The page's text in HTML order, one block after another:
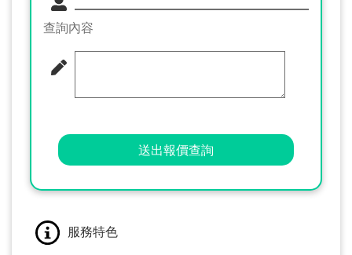
查詢內容
送出報價查詢
服務特色